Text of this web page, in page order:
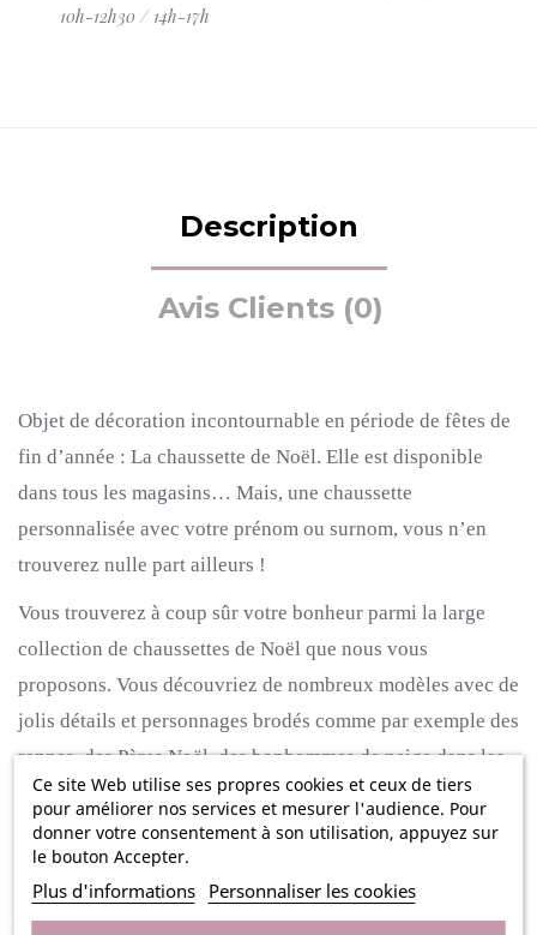
Ce site Web utilise ses propres cookies et ceux de tiers
pour améliorer nos services et mesurer l'audience. Pour
donner votre consentement à son utilisation, appuyez sur
le bouton Accepter.
Plus d'informations Personnaliser les cookies
10h-12h30 / 14h-17h
Description
Avis Clients (0)
Objet de décoration incontournable en période de fêtes de
fin d’année : La chaussette de Noël. Elle est disponible
dans tous les magasins… Mais, une chaussette
personnalisée avec votre prénom ou surnom, vous n’en
trouverez nulle part ailleurs !
Vous trouverez à coup sûr votre bonheur parmi la large
collection de chaussettes de Noël que nous vous
proposons. Vous découvriez de nombreux modèles avec de
jolis détails et personnages brodés comme par exemple des
rennes, des Pères Noël, des bonhommes de neige dans les
couleurs de Noël, vous découvrirez même un modèle
dédiée au Lutin farceur !